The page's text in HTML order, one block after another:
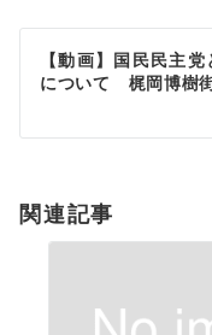
ナ
ビ
ー
【動画】国民民主
について 梶岡博樹
関連記事